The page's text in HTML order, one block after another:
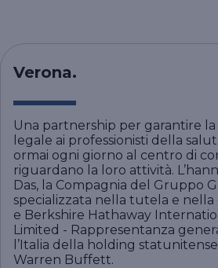
Verona.
Una partnership per garantire
legale ai professionisti della
ormai ogni giorno al centro di
riguardano la loro attività.
Das, la Compagnia del Gruppo
specializzata nella tutela e nella
e Berkshire Hathaway
Limited - Rappresentanza
l’Italia della holding
Warren Buffett.